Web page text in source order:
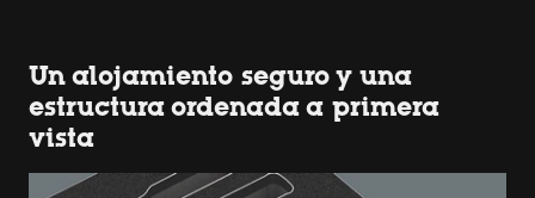
Un alojamiento seguro y una
estructura ordenada a primera
vista